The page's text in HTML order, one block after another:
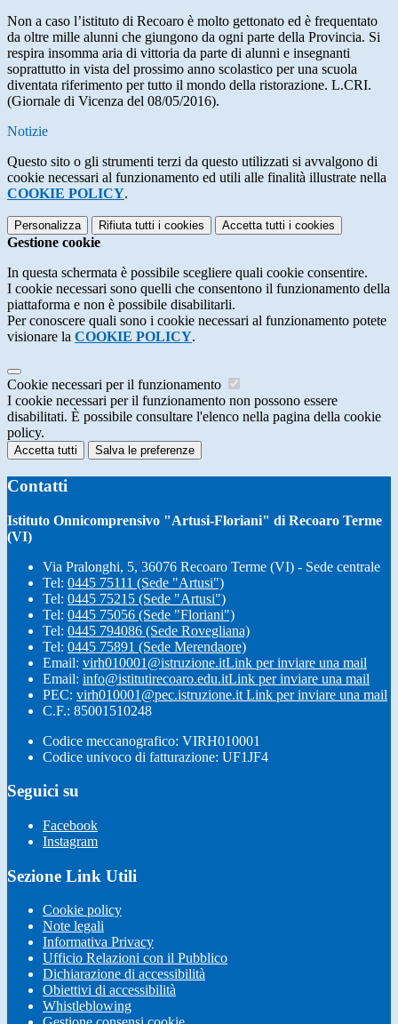
Non a caso l’istituto di Recoaro è molto gettonato ed è frequentato
da oltre mille alunni che giungono da ogni parte della Provincia. Si
respira insomma aria di vittoria da parte di alunni e insegnanti
soprattutto in vista del prossimo anno scolastico per una scuola
diventata riferimento per tutto il mondo della ristorazione. L.CRI.
(Giornale di Vicenza del 08/05/2016).
Notizie
Questo sito o gli strumenti terzi da questo utilizzati si avvalgono di
cookie necessari al funzionamento ed utili alle finalità illustrate nella
COOKIE POLICY.
Personalizza Rifiuta tutti i cookies Accetta tutti i cookies
Gestione cookie
In questa schermata è possibile scegliere quali cookie consentire.
I cookie necessari sono quelli che consentono il funzionamento della
piattaforma e non è possibile disabilitarli.
Per conoscere quali sono i cookie necessari al funzionamento potete
visionare la COOKIE POLICY.
Cookie necessari per il funzionamento
I cookie necessari per il funzionamento non possono essere
disabilitati. È possibile consultare l'elenco nella pagina della cookie
policy.
Accetta tutti Salva le preferenze
Contatti
Istituto Onnicomprensivo "Artusi-Floriani" di Recoaro Terme
(VI)
Via Pralonghi, 5, 36076 Recoaro Terme (VI) - Sede centrale
Tel: 0445 75111 (Sede "Artusi")
Tel: 0445 75215 (Sede "Artusi")
Tel: 0445 75056 (Sede "Floriani")
Tel: 0445 794086 (Sede Rovegliana)
Tel: 0445 75891 (Sede Merendaore)
Email: virh010001@istruzione.itLink per inviare una mail
Email: info@istitutirecoaro.edu.itLink per inviare una mail
PEC: virh010001@pec.istruzione.it Link per inviare una mail
C.F.: 85001510248
Codice meccanografico: VIRH010001
Codice univoco di fatturazione: UF1JF4
Seguici su
Facebook
Instagram
Sezione Link Utili
Cookie policy
Note legali
Informativa Privacy
Ufficio Relazioni con il Pubblico
Dichiarazione di accessibilità
Obiettivi di accessibilità
Whistleblowing